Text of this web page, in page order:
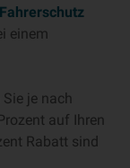
Fahrerschutz
einem
je nach
auf Ihren
Rabatt sind